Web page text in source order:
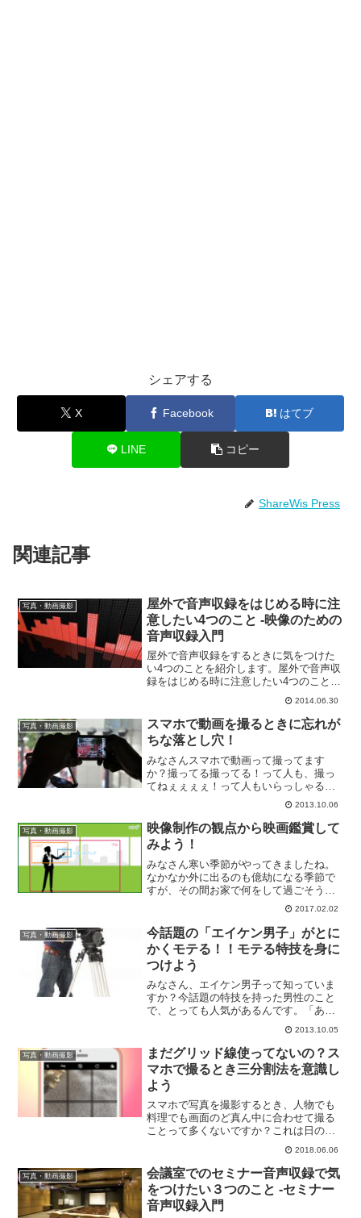
シェアする
X Facebook はてブ
LINE コピー
ShareWis Press
関連記事
写真・動画撮影
屋外で音声収録をはじめる時に注
意したい4つのこと -映像のための
音声収録入門
屋外で音声収録をするときに気をつけた
い4つのことを紹介します。屋外で音声収
録をはじめる時に注意したい4つのこと1.
まわりに溢れている音に注意する収録を
始める前に、その場所ではどんな音が聞
こえてくるのかを確認しましょう。人通
りや交通量が多い...
2014.06.30
写真・動画撮影
スマホで動画を撮るときに忘れが
ちな落とし穴！
みなさんスマホで動画って撮ってます
か？撮ってる撮ってる！って人も、撮っ
てねぇぇぇぇ！って人もいらっしゃると
思います。最近はInstagramやMixChannel
のアプリの影響もあって動画を撮影する
機会が多くなっているのではないでしょ
うか。...
2013.10.06
写真・動画撮影
映像制作の観点から映画鑑賞して
みよう！
みなさん寒い季節がやってきましたね。
なかなか外に出るのも億劫になる季節で
すが、その間お家で何をして過ごそうか
悩んでいる方も多いのではないでしょう
か？そんなときにおすすめしたいのが映
画鑑賞です。映画館での鑑賞はもちろん
のこと、お家や学校に集ま...
2017.02.02
写真・動画撮影
今話題の「エイケン男子」がとに
かくモテる！！モテる特技を身に
つけよう
みなさん、エイケン男子って知っていま
すか？今話題の特技を持った男性のこと
で、とっても人気があるんです。「あれ
だろ、英検１級持っている奴のことだ
ろ？オリンピックもあるし英語できたほ
うがモテるもんなー。」違うんです！エ
イケン男子とは、映研男子の...
2013.10.05
写真・動画撮影
まだグリッド線使ってないの？ス
マホで撮るとき三分割法を意識し
よう
スマホで写真を撮影するとき、人物でも
料理でも画面のど真ん中に合わせて撮る
ことって多くないですか？これは日の丸
構図という絵画などでもよく用いられる
構図ですが、いつもいつも真ん中に合わ
せていると同じパターンで飽きてしまい
ます。インスタ映えするオ...
2018.06.06
写真・動画撮影
会議室でのセミナー音声収録で気
をつけたい３つのこと -セミナー
音声収録入門